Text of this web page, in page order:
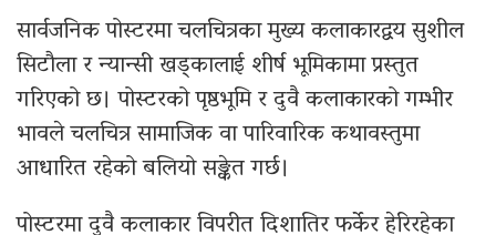
सार्वजनिक पोस्टरमा चलचित्रका मुख्य कलाकारद्वय सुशील
सिटौला र न्यान्सी खड्कालाई शीर्ष भूमिकामा प्रस्तुत
गरिएको छ। पोस्टरको पृष्ठभूमि र दुवै कलाकारको गम्भीर
भावले चलचित्र सामाजिक वा पारिवारिक कथावस्तुमा
आधारित रहेको बलियो सङ्केत गर्छ।